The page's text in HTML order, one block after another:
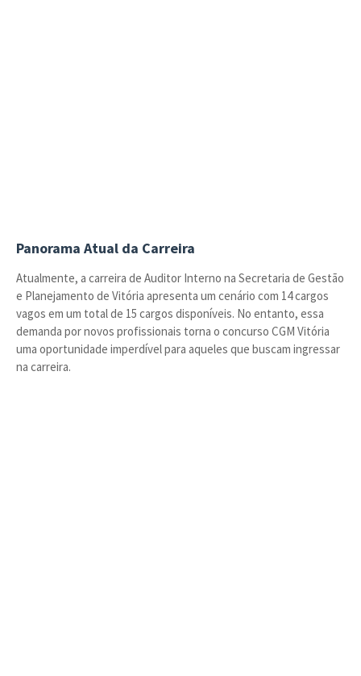
Panorama Atual da Carreira
Atualmente, a carreira de Auditor Interno na Secretaria de Gestão
e Planejamento de Vitória apresenta um cenário com 14 cargos
vagos em um total de 15 cargos disponíveis. No entanto, essa
demanda por novos profissionais torna o concurso CGM Vitória
uma oportunidade imperdível para aqueles que buscam ingressar
na carreira.